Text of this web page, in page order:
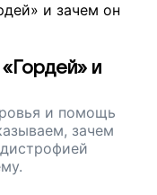
и
и помощь
зачем